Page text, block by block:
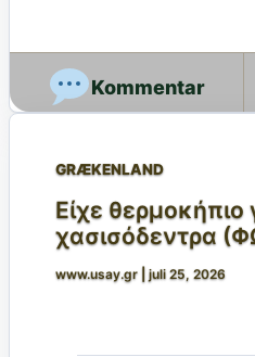
GRÆKENLAND
Είχε θερμοκήπιο
χασισόδεντρα
www.usay.gr juli 25, 2026